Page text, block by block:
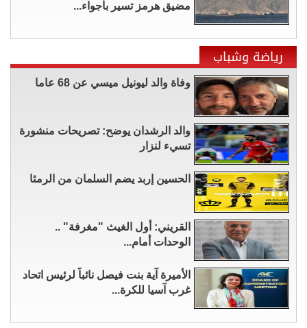
مضيق هرمز تسير بأجواء...
رياضة وشباب
وفاة والد ليونيل ميسي عن 68 عاما
والد الرشدان يوضح: تصريحات منشورة
تسيء لنزار
الحسين إربد يضم السلمان من الرمثا
القريني: أول الغيث "مغرفة" ..
الوحدات أمام...
الأميرة آية بنت فيصل نائباً لرئيس اتحاد
غرب آسيا للكرة...